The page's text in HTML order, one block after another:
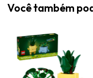
Você também